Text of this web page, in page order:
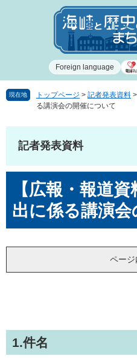
で
ば
Foreign language
現在地 トップページ > 記者発表資料 >
る講演会の開催について
記者発表資料
【広報・報道
出に係る講演
ページ
1.件名